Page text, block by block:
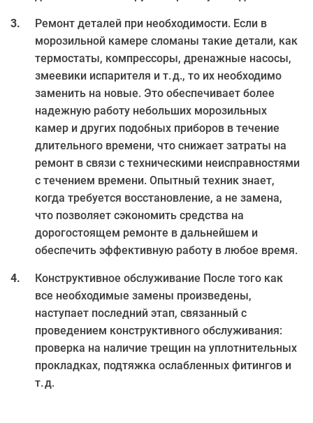
Ремонт деталей при необходимости. Если в
морозильной камере сломаны такие детали, как
термостаты, компрессоры, дренажные насосы,
змеевики испарителя и т. д., то их необходимо
заменить на новые. Это обеспечивает более
надежную работу небольших морозильных
камер и других подобных приборов в течение
длительного времени, что снижает затраты на
ремонт в связи с техническими неисправностями
с течением времени. Опытный техник знает,
когда требуется восстановление, а не замена,
что позволяет сэкономить средства на
дорогостоящем ремонте в дальнейшем и
обеспечить эффективную работу в любое время.
Конструктивное обслуживание После того как
все необходимые замены произведены,
наступает последний этап, связанный с
проведением конструктивного обслуживания:
проверка на наличие трещин на уплотнительных
прокладках, подтяжка ослабленных фитингов и
т. д.